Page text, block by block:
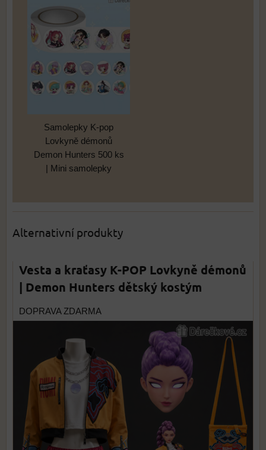
Samolepky K-pop
Lovkyně démonů
Demon Hunters 500 ks
| Mini samolepky
Alternativní produkty
Vesta a kraťasy K-POP Lovkyně démonů
| Demon Hunters dětský kostým
DOPRAVA ZDARMA